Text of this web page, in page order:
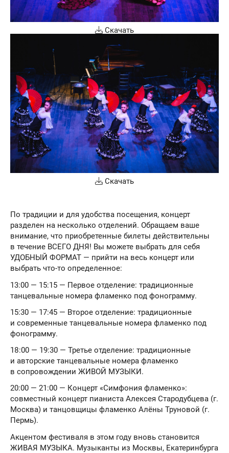
Скачать
Скачать
По традиции и для удобства посещения, концерт
разделен на несколько отделений. Обращаем ваше
внимание, что приобретенные билеты действительны
в течение ВСЕГО ДНЯ! Вы можете выбрать для себя
УДОБНЫЙ ФОРМАТ — прийти на весь концерт или
выбрать что-то определенное:
13:00 — 15:15 — Первое отделение: традиционные
танцевальные номера фламенко под фонограмму.
15:30 — 17:45 — Второе отделение: традиционные
и современные танцевальные номера фламенко под
фонограмму.
18:00 — 19:30 — Третье отделение: традиционные
и авторские танцевальные номера фламенко
в сопровождении ЖИВОЙ МУЗЫКИ.
20:00 — 21:00 — Концерт «Симфония фламенко»:
совместный концерт пианиста Алексея Стародубцева (г.
Москва) и танцовщицы фламенко Алёны Труновой (г.
Пермь).
Акцентом фестиваля в этом году вновь становится
ЖИВАЯ МУЗЫКА. Музыканты из Москвы, Екатеринбурга